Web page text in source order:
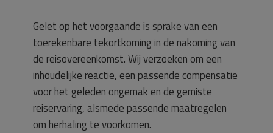
Gelet op het voorgaande is sprake van een
toerekenbare tekortkoming in de nakoming van
de reisovereenkomst. Wij verzoeken om een
inhoudelijke reactie, een passende compensatie
voor het geleden ongemak en de gemiste
reiservaring, alsmede passende maatregelen
om herhaling te voorkomen.